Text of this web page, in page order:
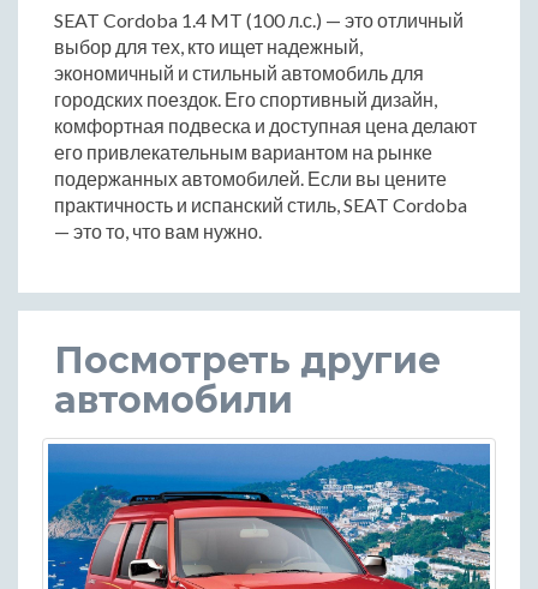
SEAT Cordoba 1.4 MT (100 л.с.) — это отличный
выбор для тех, кто ищет надежный,
экономичный и стильный автомобиль для
городских поездок. Его спортивный дизайн,
комфортная подвеска и доступная цена делают
его привлекательным вариантом на рынке
подержанных автомобилей. Если вы цените
практичность и испанский стиль, SEAT Cordoba
— это то, что вам нужно.
Посмотреть другие
автомобили